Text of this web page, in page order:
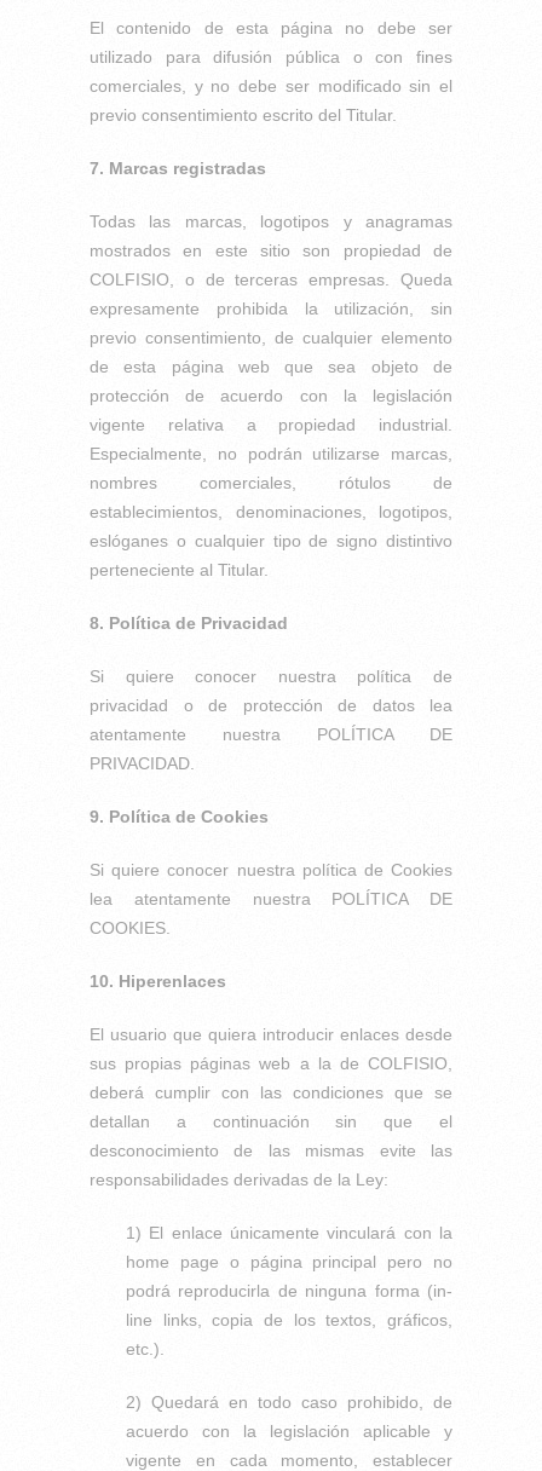
El contenido de esta página no debe ser
utilizado para difusión pública o con fines
comerciales, y no debe ser modificado sin el
previo consentimiento escrito del Titular.
7. Marcas registradas
Todas las marcas, logotipos y anagramas
mostrados en este sitio son propiedad de
COLFISIO, o de terceras empresas. Queda
expresamente prohibida la utilización, sin
previo consentimiento, de cualquier elemento
de esta página web que sea objeto de
protección de acuerdo con la legislación
vigente relativa a propiedad industrial.
Especialmente, no podrán utilizarse marcas,
nombres comerciales, rótulos de
establecimientos, denominaciones, logotipos,
eslóganes o cualquier tipo de signo distintivo
perteneciente al Titular.
8. Política de Privacidad
Si quiere conocer nuestra política de
privacidad o de protección de datos lea
atentamente nuestra POLÍTICA DE
PRIVACIDAD.
9. Política de Cookies
Si quiere conocer nuestra política de Cookies
lea atentamente nuestra POLÍTICA DE
COOKIES.
10. Hiperenlaces
El usuario que quiera introducir enlaces desde
sus propias páginas web a la de COLFISIO,
deberá cumplir con las condiciones que se
detallan a continuación sin que el
desconocimiento de las mismas evite las
responsabilidades derivadas de la Ley:
1) El enlace únicamente vinculará con la
home page o página principal pero no
podrá reproducirla de ninguna forma (in-
line links, copia de los textos, gráficos,
etc.).
2) Quedará en todo caso prohibido, de
acuerdo con la legislación aplicable y
vigente en cada momento, establecer